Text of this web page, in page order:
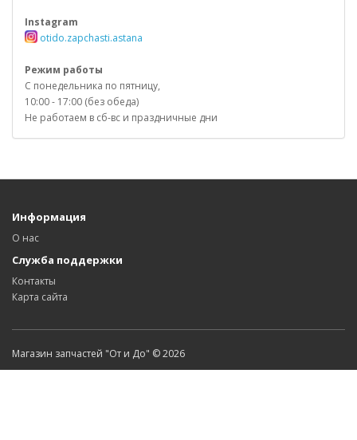
Instagram
otido.zapchasti.astana
Режим работы
С понедельника по пятницу,
10:00 - 17:00 (без обеда)
Не работаем в сб-вс и праздничные дни
Информация
О нас
Служба поддержки
Контакты
Карта сайта
Магазин запчастей "От и До" © 2026